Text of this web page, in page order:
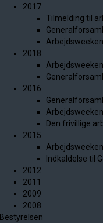
2017
Tilmelding til
2018
2016
Den frivillige
2015
Indkaldelse til
2012
2011
2009
2008
Bestyrelsen